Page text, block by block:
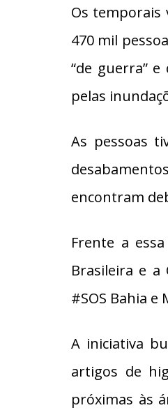
Os temporais
470 mil
“de guerra”
pelas
As pessoas
encontram
Frente a
Brasileira e a
#SOS Bahia
A iniciativa
artigos de
próximas às